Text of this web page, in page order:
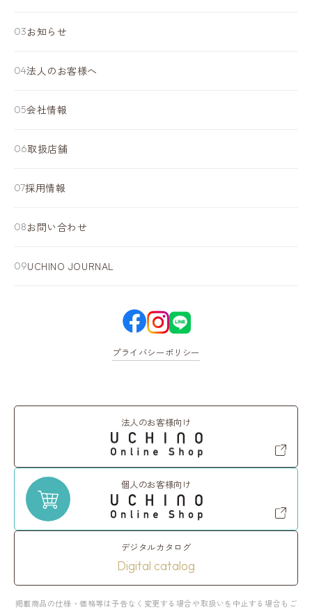
取扱店舗
採用情報
お知らせ
お問い合わせ
法人のお客様へ
UCHINO JOURNAL
会社情報
プライバシーポリシー
法人のお客様向け
個人のお客様向け
デジタルカタログ
Digital catalog
掲載商品の仕様・価格等は予告なく変更する場合や取扱いを中止する場合もご